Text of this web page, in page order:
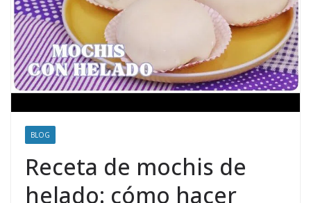
BLOG
Receta de mochis de
helado: cómo hacer